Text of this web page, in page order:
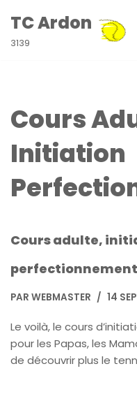
Aller
TC Ardon
3139
Cours
Initiation
Cours adulte,
perfectionnement
PAR WEBMASTER 14
Le voilà, le cours
pour les Papas, les
de découvrir plus le